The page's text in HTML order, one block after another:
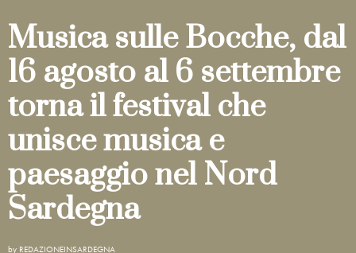
Musica sulle Bocche, dal
16 agosto al 6 settembre
torna il festival che
unisce musica e
paesaggio nel Nord
Sardegna
by REDAZIONEINSARDEGNA